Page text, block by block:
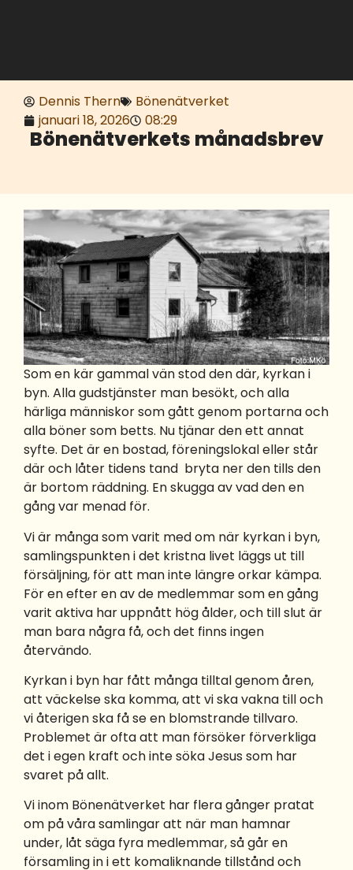
Dennis Thern
Bönenätverket
januari 18, 2026
08:29
Bönenätverkets månadsbrev
Som en kär gammal vän stod den där, kyrkan i
byn. Alla gudstjänster man besökt, och alla
härliga människor som gått genom portarna och
alla böner som betts. Nu tjänar den ett annat
syfte. Det är en bostad, föreningslokal eller står
där och låter tidens tand bryta ner den tills den
är bortom räddning. En skugga av vad den en
gång var menad för.
Vi är många som varit med om när kyrkan i byn,
samlingspunkten i det kristna livet läggs ut till
försäljning, för att man inte längre orkar kämpa.
För en efter en av de medlemmar som en gång
varit aktiva har uppnått hög ålder, och till slut är
man bara några få, och det finns ingen
återvändo.
Kyrkan i byn har fått många tilltal genom åren,
att väckelse ska komma, att vi ska vakna till och
vi återigen ska få se en blomstrande tillvaro.
Problemet är ofta att man försöker förverkliga
det i egen kraft och inte söka Jesus som har
svaret på allt.
Vi inom Bönenätverket har flera gånger pratat
om på våra samlingar att när man hamnar
under, låt säga fyra medlemmar, så går en
församling in i ett komaliknande tillstånd och